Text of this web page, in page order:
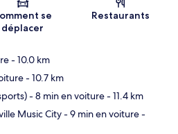
Carte
se
déplacer
Restaurants
- 10.0 km
- 10.7 km
- 8 min en voiture- 11.4 km
Music City- 9 min en voiture-